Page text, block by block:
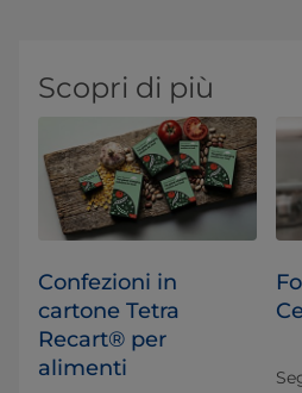
Scopri di più
Confezioni in
cartone Tetra
Recart® per
alimenti